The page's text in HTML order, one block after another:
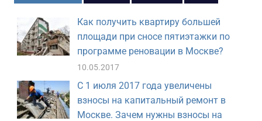
Как получить квартиру большей
площади при сносе пятиэтажки по
программе реновации в Москве?
10.05.2017
С 1 июля 2017 года увеличены
взносы на капитальный ремонт в
Москве. Зачем нужны взносы на